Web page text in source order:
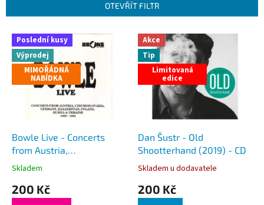
í
OTEVŘÍT FILTR
V
p
Poslední kusy
Výprodej
MIMOŘÁDNÁ
NABÍDKA
Bowle Live - Concerts
from Austria,
Czechoslovakia, Germany,
Russia and Ukraine 1990 -
Skladem
200 Kč
Akce
Tip
Limitovaná
edice
Dan Šustr - Old
Shootterhand (2019) - CD
Skladem u dodavatele
200 Kč